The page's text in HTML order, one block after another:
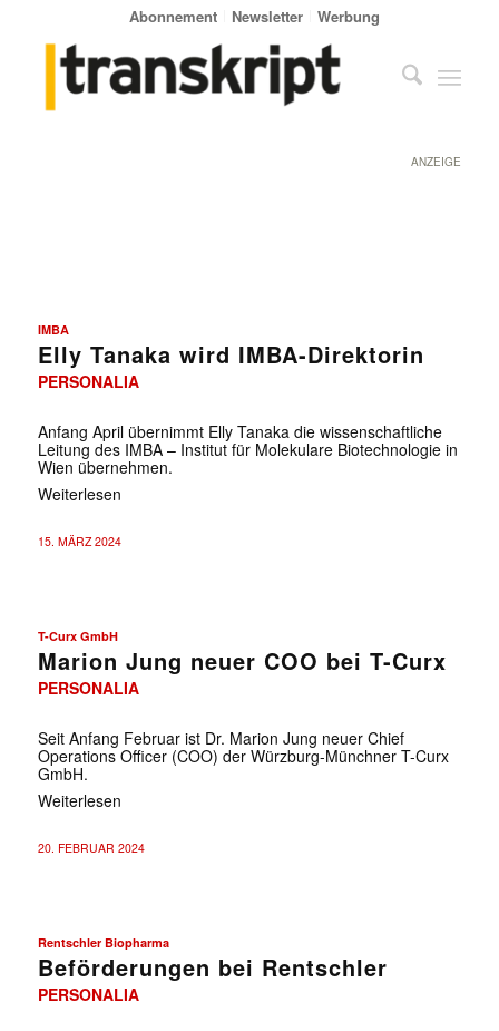
Abonnement Newsletter Werbung
ANZEIGE
IMBA
Elly Tanaka wird IMBA-Direktorin
PERSONALIA
Anfang April übernimmt Elly Tanaka die wissenschaftliche
Leitung des IMBA – Institut für Molekulare Biotechnologie in
Wien übernehmen.
Weiterlesen
15. MÄRZ 2024
T-Curx GmbH
Marion Jung neuer COO bei T-Curx
PERSONALIA
Seit Anfang Februar ist Dr. Marion Jung neuer Chief
Operations Officer (COO) der Würzburg-Münchner T-Curx
GmbH.
Weiterlesen
20. FEBRUAR 2024
Rentschler Biopharma
Beförderungen bei Rentschler
PERSONALIA